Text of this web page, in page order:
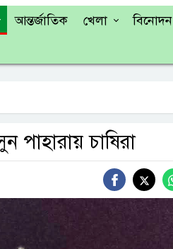
আন্তর্জাতিক খেলা বিনোদন
পাহারায় চাষিরা